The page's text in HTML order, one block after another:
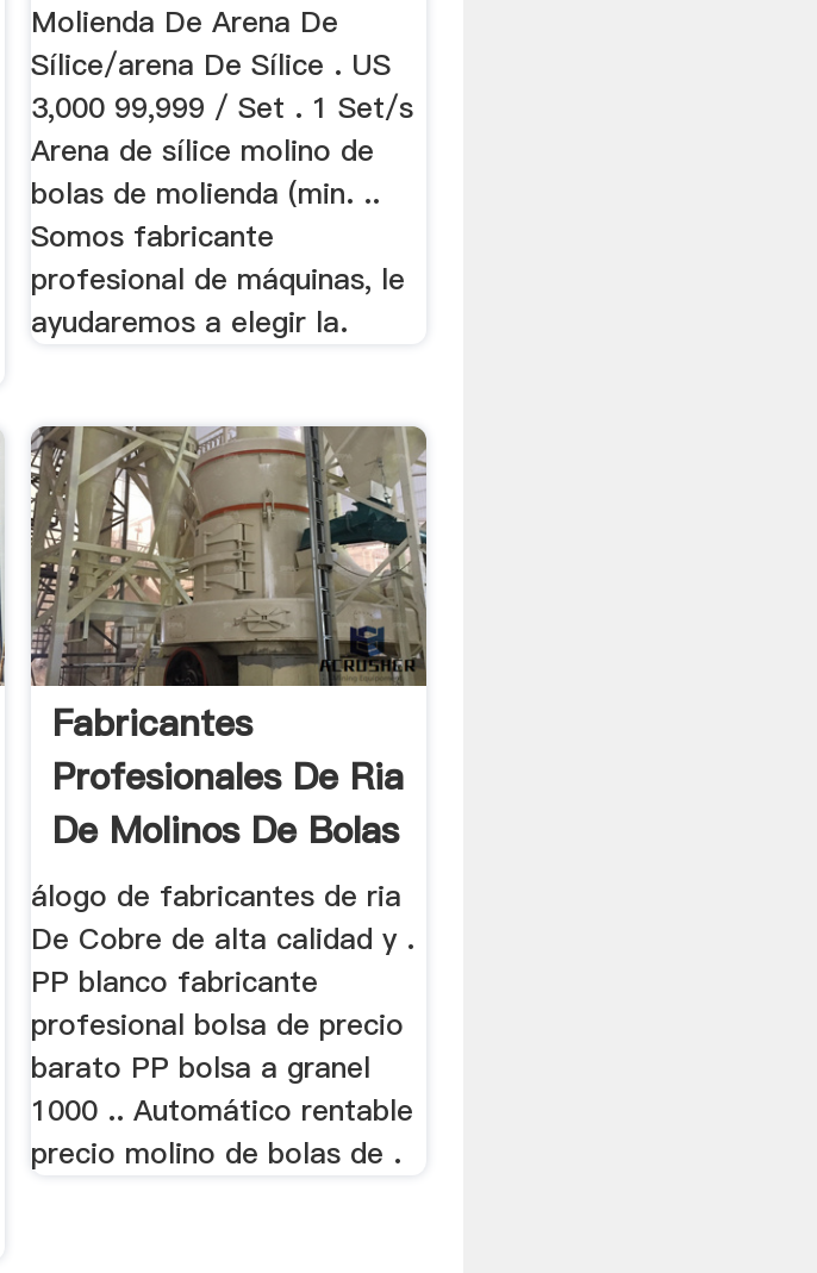
Molienda De Arena De
Sílice/arena De Sílice . US
3,000 99,999 / Set . 1 Set/s
Arena de sílice molino de
bolas de molienda (min. ..
Somos fabricante
profesional de máquinas, le
ayudaremos a elegir la.
Fabricantes
Profesionales De Ria
De Molinos De Bolas
álogo de fabricantes de ria
De Cobre de alta calidad y .
PP blanco fabricante
profesional bolsa de precio
barato PP bolsa a granel
1000 .. Automático rentable
precio molino de bolas de .